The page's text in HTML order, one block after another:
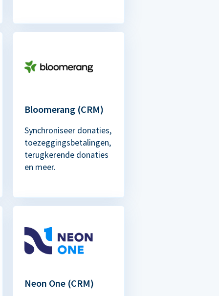
Bloomerang (CRM)
Synchroniseer donaties,
toezeggingsbetalingen,
terugkerende donaties
en meer.
Neon One (CRM)